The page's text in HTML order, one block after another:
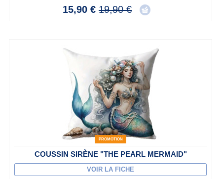
15,90 € 19,90 €
PROMOTION
COUSSIN SIRÈNE "THE PEARL MERMAID"
VOIR LA FICHE